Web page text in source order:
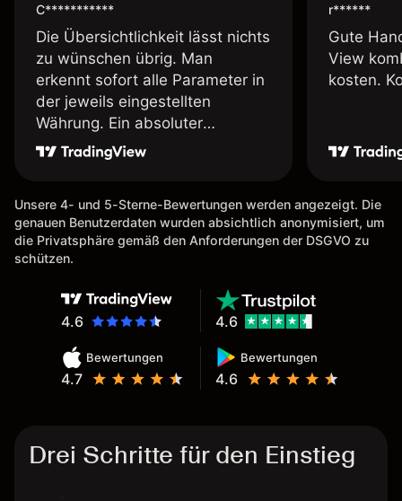
C***********
Die Übersichtlichkeit lässt nichts
zu wünschen übrig. Man
erkennt sofort alle Parameter in
der jeweils eingestellten
Währung. Ein absoluter
Pluspunkt an dieser Stelle.
r******
Gute
View
kosten.
Unsere 4- und 5-Sterne-Bewertungen werden angezeigt. Die
genauen Benutzerdaten wurden absichtlich anonymisiert, um
die Privatsphäre gemäß den Anforderungen der DSGVO zu
schützen.
4.6
Bewertungen
4.7
Bewertungen
4.6
4.6
Drei Schritte für den Einstieg